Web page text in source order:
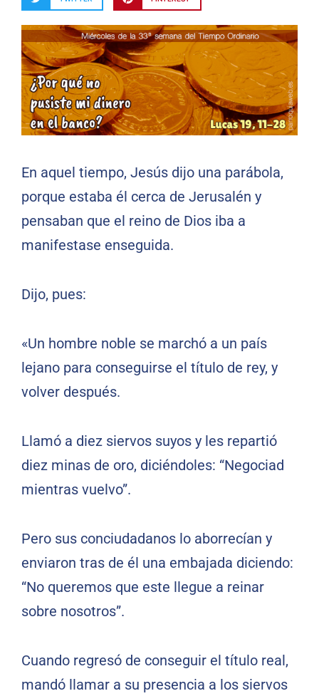
En aquel tiempo, Jesús dijo una parábola,
porque estaba él cerca de Jerusalén y
pensaban que el reino de Dios iba a
manifestase enseguida.
Dijo, pues:
«Un hombre noble se marchó a un país
lejano para conseguirse el título de rey, y
volver después.
Llamó a diez siervos suyos y les repartió
diez minas de oro, diciéndoles: “Negociad
mientras vuelvo”.
Pero sus conciudadanos lo aborrecían y
enviaron tras de él una embajada diciendo:
“No queremos que este llegue a reinar
sobre nosotros”.
Cuando regresó de conseguir el título real,
mandó llamar a su presencia a los siervos